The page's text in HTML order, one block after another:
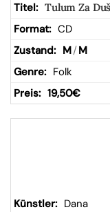
Tulum Za
CD
M/ M
Folk
19,50€
Dana